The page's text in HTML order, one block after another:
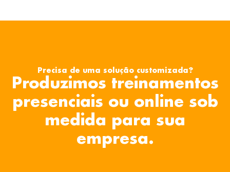
Precisa de uma solução customizada?
Produzimos treinamentos
presenciais ou online sob
medida para sua
empresa.